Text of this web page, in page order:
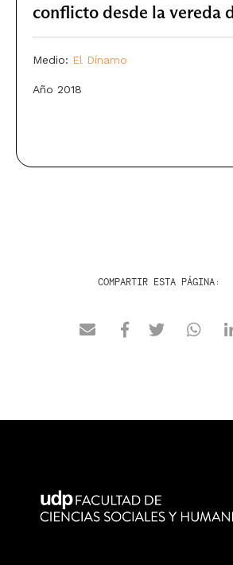
conflicto desde la vereda
Medio: El Dínamo
Año 2018
COMPARTIR ESTA PÁGINA: